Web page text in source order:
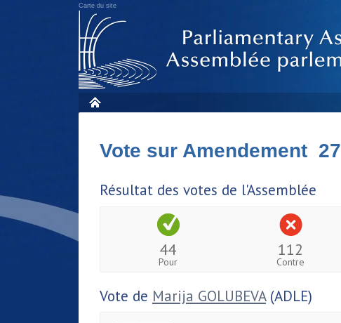
Carte du site
Vote sur Amendement 27
Résultat des votes de l'Assemblée
44
Pour
112
Contre
Vote de Marija GOLUBEVA(ADLE)